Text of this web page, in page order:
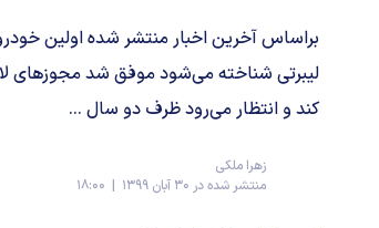
لیبرتی شناخته می‌شود موفق شد مجوزهای
کند و انتظار می‌رود ظرف دو سال ...
زهرا ملکی
منتشر شده در 30 آبان 1399 | 18:00